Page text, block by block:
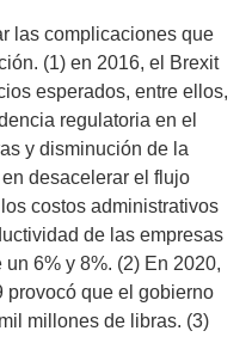
las complicaciones que
(1) en 2016, el Brexit
esperados, entre ellos,
regulatoria en el
y disminución de la
desacelerar el flujo
costos administrativos
de las empresas
6% y 8%. (2) En 2020,
provocó que el gobierno
millones de libras. (3)